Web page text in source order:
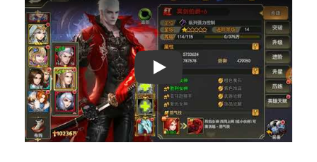
Play: Keynote (Google I/O '18)